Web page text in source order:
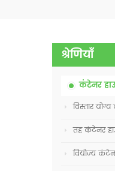
श्रेणियाँ
कंटेनर
विस्तार
तह कंटेनर
वियोज्य